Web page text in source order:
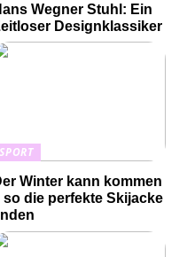
Wegner Stuhl: Ein
Designklassiker
SPORT
Winter kann kommen
so die perfekte Skijacke